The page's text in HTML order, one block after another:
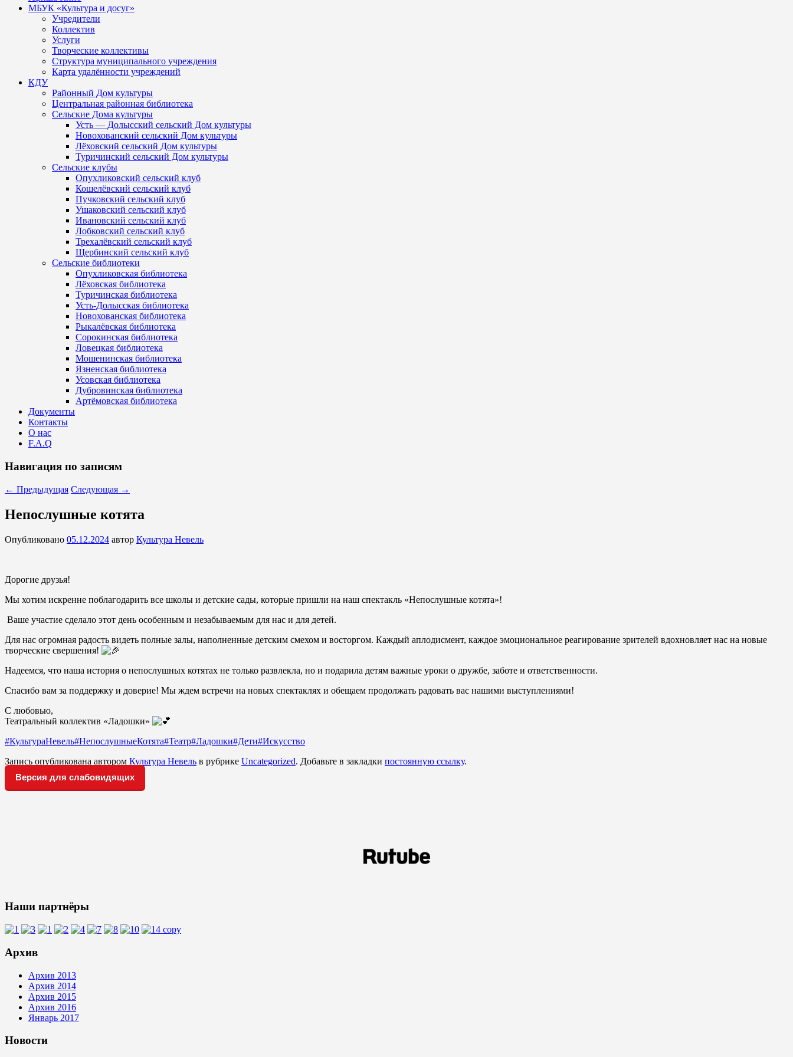
МБУК «Культура и досуг»
Учредители
Коллектив
Услуги
Творческие коллективы
Структура муниципального учреждения
Карта удалённости учреждений
КДУ
Районный Дом культуры
Центральная районная библиотека
Сельские Дома культуры
Усть — Долысский сельский Дом культуры
Новохованский сельский Дом культуры
Лёховский сельский Дом культуры
Туричинский сельский Дом культуры
Сельские клубы
Опухликовский сельский клуб
Кошелёвский сельский клуб
Пучковский сельский клуб
Ушаковский сельский клуб
Ивановский сельский клуб
Лобковский сельский клуб
Трехалёвский сельский клуб
Щербинский сельский клуб
Сельские библиотеки
Опухликовская библиотека
Лёховская библиотека
Туричинская библиотека
Усть-Долысская библиотека
Новохованская библиотека
Рыкалёвская библиотека
Сорокинская библиотека
Ловецкая библиотека
Мошенинская библиотека
Язненская библиотека
Усовская библиотека
Дубровинская библиотека
Артёмовская библиотека
Документы
Контакты
О нас
F.A.Q
Навигация по записям
← Предыдущая Следующая →
Непослушные котята
Опубликовано 05.12.2024 автор Культура Невель
Дорогие друзья!
Мы хотим искренне поблагодарить все школы и детские сады, которые пришли на наш спектакль «Непослушные котята»!
Ваше участие сделало этот день особенным и незабываемым для нас и для детей.
Для нас огромная радость видеть полные залы, наполненные детским смехом и восторгом. Каждый аплодисмент, каждое эмоциональное реагирование зрителей вдохновляет нас на новые
творческие свершения!
Надеемся, что наша история о непослушных котятах не только развлекла, но и подарила детям важные уроки о дружбе, заботе и ответственности.
Спасибо вам за поддержку и доверие! Мы ждем встречи на новых спектаклях и обещаем продолжать радовать вас нашими выступлениями!
С любовью,
Театральный коллектив «Ладошки»
#КультураНевель#НепослушныеКотята#Театр#Ладошки#Дети#Искусство
Запись опубликована автором Культура Невель в рубрике Uncategorized. Добавьте в закладки постоянную ссылку.
Версия для слабовидящих
Наши партнёры
Архив
Архив 2013
Архив 2014
Архив 2015
Архив 2016
Январь 2017
Новости